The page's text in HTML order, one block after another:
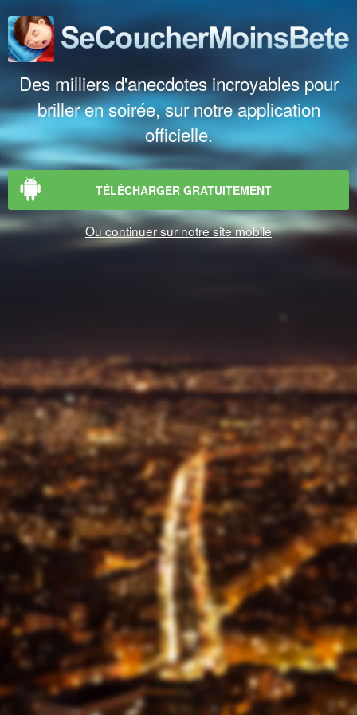
Des milliers d'anecdotes incroyables pour
briller en soirée, sur notre application
officielle.
TÉLÉCHARGER GRATUITEMENT
Ou continuer sur notre site mobile